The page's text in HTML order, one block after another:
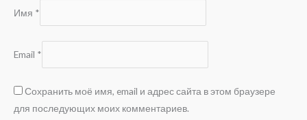
Имя *
Email *
Сохранить моё имя, email и адрес сайта в этом браузере
для последующих моих комментариев.